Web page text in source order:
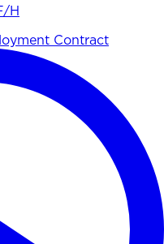
H
Contract